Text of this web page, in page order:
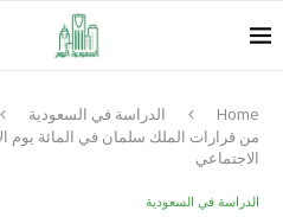
Home
الدراسة في السعودية
من قرارات الملك سلمان في المائة يوم
الاجتماعي
الدراسة في السعودية